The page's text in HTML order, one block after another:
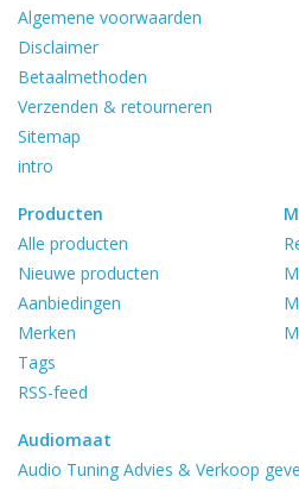
Algemene voorwaarden
Disclaimer
Betaalmethoden
Verzenden & retourneren
Sitemap
intro
Producten
Alle producten
Nieuwe producten
Aanbiedingen
Merken
Tags
RSS-feed
Audiomaat
Audio Tuning Advies & Verkoop